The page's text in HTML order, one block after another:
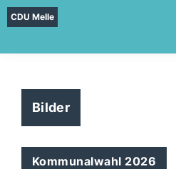
CDU Melle
Bilder
Kommunalwahl 2026